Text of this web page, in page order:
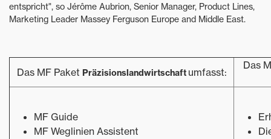
entspricht", so Jérôme Aubrion, Senior Manager, Product Lines,
Marketing Leader Massey Ferguson Europe and Middle East.
Das MF Paket Präzisionslandwirtschaft umfasst:
Das
MF Guide
MF Weglinien Assistent